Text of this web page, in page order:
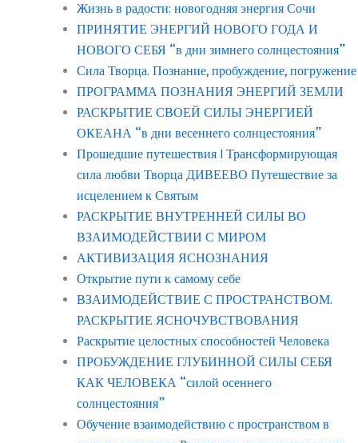
Жизнь в радости: новогодняя энергия Сочи
ПРИНЯТИЕ ЭНЕРГИЙ НОВОГО ГОДА И
НОВОГО СЕБЯ “в дни зимнего солнцестояния”
Сила Творца. Познание, пробуждение, погружение
ПРОГРАММА ПОЗНАНИЯ ЭНЕРГИЙ ЗЕМЛИ
РАСКРЫТИЕ СВОЕЙ СИЛЫ ЭНЕРГИЕЙ
ОКЕАНА “в дни весеннего солнцестояния”
Прошедшие путешествия | Трансформирующая
сила любви Творца ДИВЕЕВО Путешествие за
исцелением к Святым
РАСКРЫТИЕ ВНУТРЕННЕЙ СИЛЫ ВО
ВЗАИМОДЕЙСТВИИ С МИРОМ
АКТИВИЗАЦИЯ ЯСНОЗНАНИЯ
Открытие пути к самому себе
ВЗАИМОДЕЙСТВИЕ С ПРОСТРАНСТВОМ.
РАСКРЫТИЕ ЯСНОЧУВСТВОВАНИЯ
Раскрытие целостных способностей Человека
ПРОБУЖДЕНИЕ ГЛУБИННОЙ СИЛЫ СЕБЯ
КАК ЧЕЛОВЕКА “силой осеннего
солнцестояния”
Обучение взаимодействию с пространством в